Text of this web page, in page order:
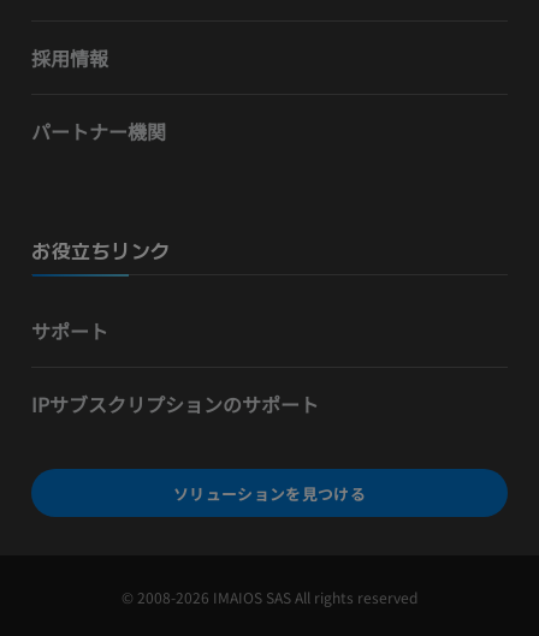
採用情報
パートナー機関
お役立ちリンク
サポート
IPサブスクリプションのサポート
ソリューションを見つける
© 2008-2026 IMAIOS SAS All rights reserved